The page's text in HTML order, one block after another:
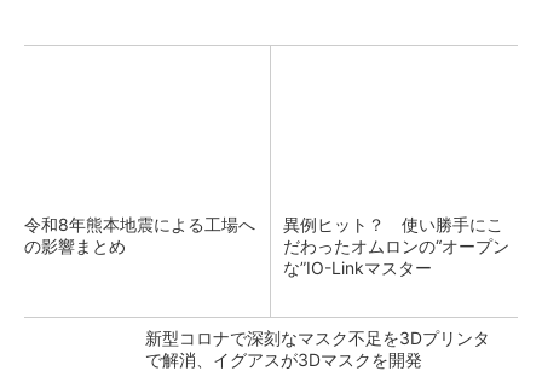
令和8年熊本地震による工場へ
の影響まとめ
異例ヒット？ 使い勝手にこ
だわったオムロンの“オープン
な”IO-Linkマスター
新型コロナで深刻なマスク不足を3Dプリンタ
で解消、イグアスが3Dマスクを開発